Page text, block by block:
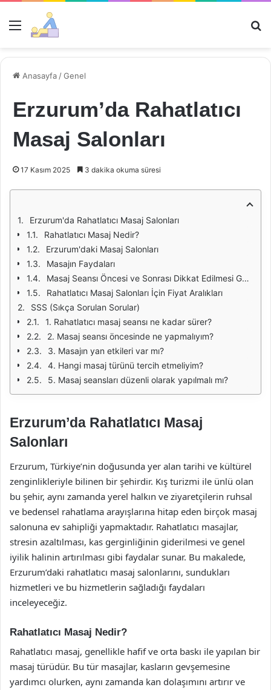
Menü
Anasayfa /Genel
Erzurum’da Rahatlatıcı
Masaj Salonları
17 Kasım 2025 3 dakika okuma süresi
Erzurum'da Rahatlatıcı Masaj Salonları
Rahatlatıcı Masaj Nedir?
Erzurum'daki Masaj Salonları
Masajın Faydaları
Masaj Seansı Öncesi ve Sonrası Dikkat Edilmesi Gerekenler
Rahatlatıcı Masaj Salonları İçin Fiyat Aralıkları
SSS (Sıkça Sorulan Sorular)
1. Rahatlatıcı masaj seansı ne kadar sürer?
2. Masaj seansı öncesinde ne yapmalıyım?
3. Masajın yan etkileri var mı?
4. Hangi masaj türünü tercih etmeliyim?
5. Masaj seansları düzenli olarak yapılmalı mı?
Erzurum’da Rahatlatıcı Masaj
Salonları
Erzurum, Türkiye’nin doğusunda yer alan tarihi ve kültürel
zenginlikleriyle bilinen bir şehirdir. Kış turizmi ile ünlü olan
bu şehir, aynı zamanda yerel halkın ve ziyaretçilerin ruhsal
ve bedensel rahatlama arayışlarına hitap eden birçok masaj
salonuna ev sahipliği yapmaktadır. Rahatlatıcı masajlar,
stresin azaltılması, kas gerginliğinin giderilmesi ve genel
iyilik halinin artırılması gibi faydalar sunar. Bu makalede,
Erzurum’daki rahatlatıcı masaj salonlarını, sundukları
hizmetleri ve bu hizmetlerin sağladığı faydaları
inceleyeceğiz.
Rahatlatıcı Masaj Nedir?
Rahatlatıcı masaj, genellikle hafif ve orta baskı ile yapılan bir
masaj türüdür. Bu tür masajlar, kasların gevşemesine
yardımcı olurken, aynı zamanda kan dolaşımını artırır ve